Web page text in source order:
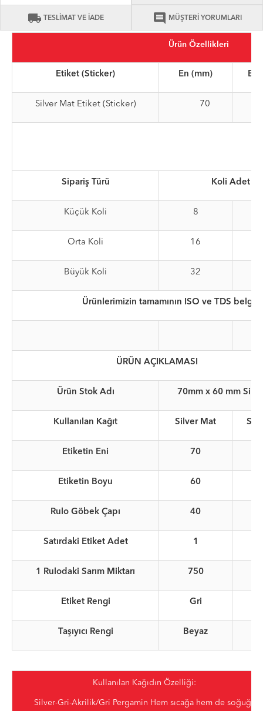
local_shipping TESLİMAT VE İADE comment MÜŞTERİ YORUMLARI
Ürün Özellikleri
Etiket (Sticker) En (mm)
Silver Mat Etiket (Sticker) 70
Sipariş Türü Koli Adet
Küçük Koli 8
Orta Koli 16
Büyük Koli 32
Ürünlerimizin tamamının ISO ve TDS
ÜRÜN AÇIKLAMASI
Ürün Stok Adı 70mm x 60 mm
Kullanılan Kağıt Silver Mat
Etiketin Eni 70
Etiketin Boyu 60
Rulo Göbek Çapı 40
Satırdaki Etiket Adet 1
1 Rulodaki Sarım Miktarı 750
Etiket Rengi Gri
Taşıyıcı Rengi Beyaz
Kullanılan Kağıdın Özelliği:
Silver-Gri-Akrilik/Gri Pergamin Hem sıcağa hem de soğuğa